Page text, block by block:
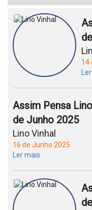
14
Assim Pensa
de Junho 2025
Lino Vinhal
16 de Junho 2025
Ler mais